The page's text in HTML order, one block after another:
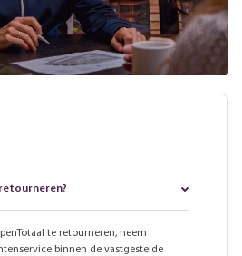
te retourneren, neem
binnen de vastgestelde